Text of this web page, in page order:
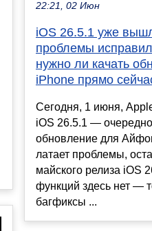
22:21, 02 Июн
iOS 26.5.1 уже
проблемы
нужно ли качать
iPhone прямо
Сегодня, 1 июня,
iOS 26.5.1 —
обновление для
латает проблемы,
майского релиза iOS
функций здесь нет —
багфиксы ...